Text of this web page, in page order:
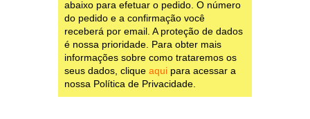
abaixo para efetuar o pedido. O número
do pedido e a confirmação você
receberá por email. A proteção de dados
é nossa prioridade. Para obter mais
informações sobre como trataremos os
seus dados, clique aqui para acessar a
nossa Política de Privacidade.